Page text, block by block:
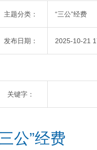
主题分类： “三公”经费
发布日期： 2025-10-21
关键字：
公”经费